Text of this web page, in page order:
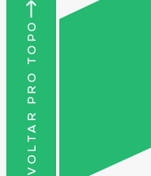
VOLTAR PRO TOPO